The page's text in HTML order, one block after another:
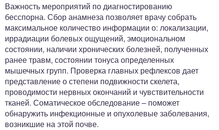
Важность мероприятий по диагностированию
бесспорна. Сбор анамнеза позволяет врачу собрать
максимальное количество информации о: локализации,
иррадиации болевых ощущений, эмоциональном
состоянии, наличии хронических болезней, полученных
ранее травм, состоянии тонуса определенных
мышечных групп. Проверка главных рефлексов дает
представление о степени подвижности скелета,
проводимости нервных окончаний и чувствительности
тканей. Соматическое обследование – поможет
обнаружить инфекционные и опухолевые заболевания,
возникшие на этой почве.